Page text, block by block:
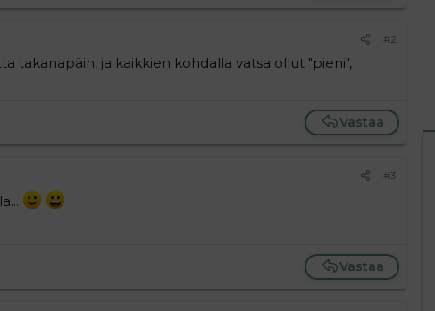
#2
takanapäin, ja kaikkien kohdalla vatsa ollut "pieni",
Vastaa
#3
Vastaa